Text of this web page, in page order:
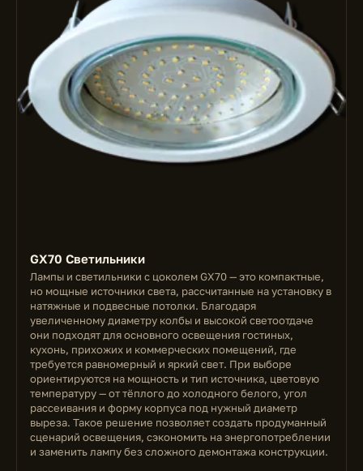
GX70 Светильники
Лампы и светильники с цоколем GX70 — это компактные,
но мощные источники света, рассчитанные на установку в
натяжные и подвесные потолки. Благодаря
увеличенному диаметру колбы и высокой светоотдаче
они подходят для основного освещения гостиных,
кухонь, прихожих и коммерческих помещений, где
требуется равномерный и яркий свет. При выборе
ориентируются на мощность и тип источника, цветовую
температуру — от тёплого до холодного белого, угол
рассеивания и форму корпуса под нужный диаметр
выреза. Такое решение позволяет создать продуманный
сценарий освещения, сэкономить на энергопотреблении
и заменить лампу без сложного демонтажа конструкции.